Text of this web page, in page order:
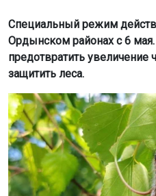
Специальный режим
Ордынском районах с 6 мая.
предотвратить увеличение
защитить леса.